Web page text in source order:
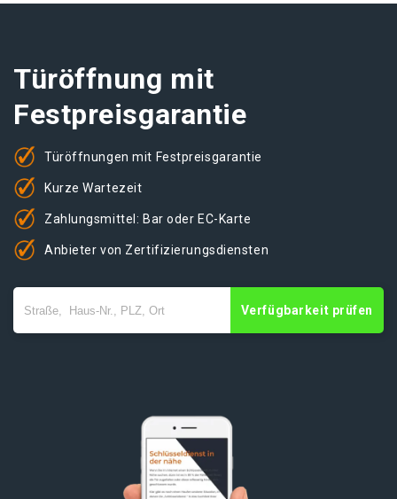
Türöffnung mit
Festpreisgarantie
Türöffnungen mit Festpreisgarantie
Kurze Wartezeit
Zahlungsmittel: Bar oder EC-Karte
Anbieter von Zertifizierungsdiensten
Verfügbarkeit prüfen